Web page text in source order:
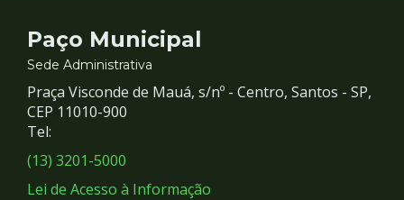
Contato
e
Redes
Sociais
Paço Municipal
Sede Administrativa
Praça Visconde de Mauá, s/nº - Centro, Santos - SP,
CEP 11010-900
Tel:
(13) 3201-5000
Lei de Acesso à Informação